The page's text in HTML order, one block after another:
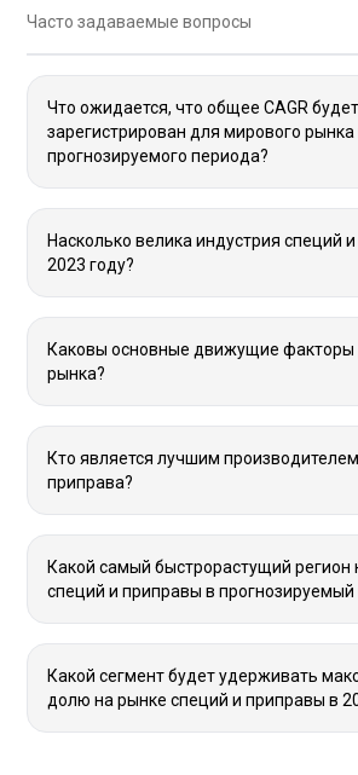
Часто задаваемые вопросы
Что ожидается, что общее CAGR будет
зарегистрирован для мирового рынка
прогнозируемого периода?
Насколько велика индустрия специй
2023 году?
Каковы основные движущие факторы
рынка?
Кто является лучшим
приправа?
Какой самый быстрорастущий регион
специй и приправы в прогнозируемый
Какой сегмент будет удерживать
долю на рынке специй и приправы в